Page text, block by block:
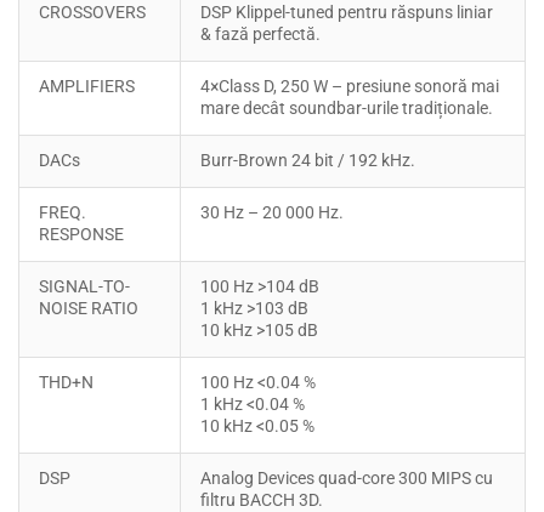
CROSSOVERS
DSP Klippel-tuned pentru răspuns liniar
& fază perfectă.
AMPLIFIERS
4×Class D, 250 W – presiune sonoră mai
mare decât soundbar-urile tradiționale.
DACs Burr-Brown 24 bit / 192 kHz.
FREQ.
RESPONSE
30 Hz – 20 000 Hz.
SIGNAL-TO-
NOISE RATIO
100 Hz >104 dB
1 kHz >103 dB
10 kHz >105 dB
THD+N
100 Hz <0.04 %
1 kHz <0.04 %
10 kHz <0.05 %
DSP
Analog Devices quad-core 300 MIPS cu
filtru BACCH 3D.